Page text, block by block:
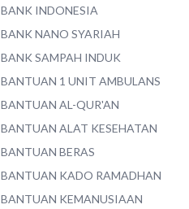
BANK INDONESIA
BANK NANO SYARIAH
BANK SAMPAH INDUK
BANTUAN 1 UNIT AMBULANS
BANTUAN AL-QUR'AN
BANTUAN ALAT KESEHATAN
BANTUAN BERAS
BANTUAN KADO RAMADHAN
BANTUAN KEMANUSIAAN